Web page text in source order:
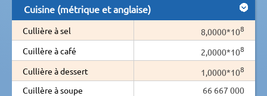
Cuisine (métrique et anglaise)
Cullière à sel 8,0000*108
Cuillère à café 2,0000*108
Cullière à dessert 1,0000*108
Cuillère à soupe
66 667 000